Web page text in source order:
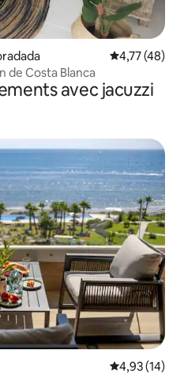
Évaluation
4,77 (48)
de Costa Blanca
avec jacuzzi
Évaluation
4,93 (14)